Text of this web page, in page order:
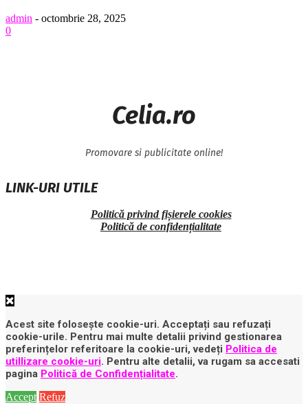
admin - octombrie 28, 2025
0
Celia.ro
Promovare si publicitate online!
LINK-URI UTILE
Politică privind fișierele cookies
Politică de confidențialitate
Acest site folosește cookie-uri. Acceptați sau refuzați
cookie-urile. Pentru mai multe detalii privind gestionarea
preferințelor referitoare la cookie-uri, vedeți Politica de
utillizare cookie-uri. Pentru alte detalii, va rugam sa accesati
pagina Politică de Confidențialitate.
Accept Refuz